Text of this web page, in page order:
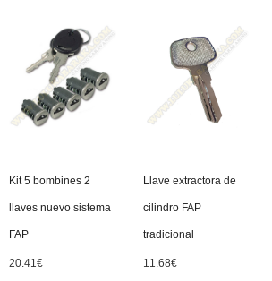
Kit 5 bombines 2
llaves nuevo sistema
FAP
20.41€
Llave extractora de
cilindro FAP
tradicional
11.68€